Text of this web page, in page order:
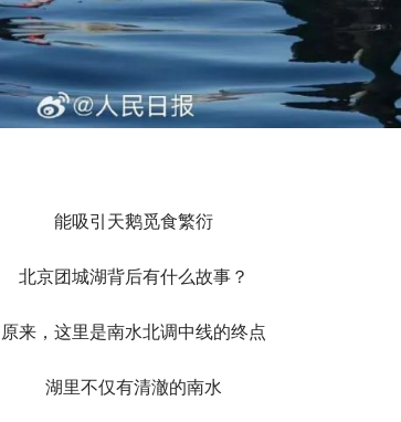
能吸引天鹅觅食繁衍
北京团城湖背后有什么故事？
原来，这里是南水北调中线的终点
湖里不仅有清澈的南水